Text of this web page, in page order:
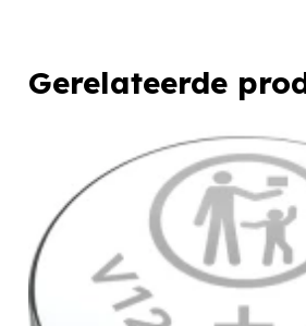
Gerelateerde